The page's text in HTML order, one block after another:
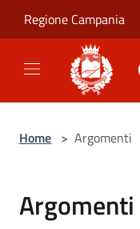
Regione Campania
Home > Argomenti
Argomenti